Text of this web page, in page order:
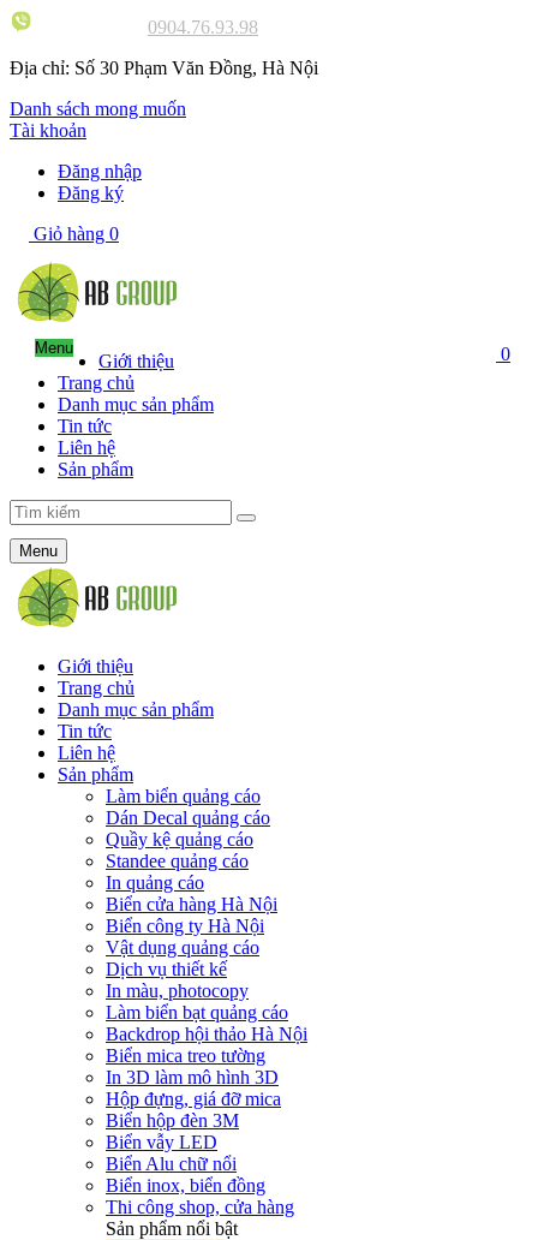
0904.76.93.98
Địa chỉ: Số 30 Phạm Văn Đồng, Hà Nội
Danh sách mong muốn
Tài khoản
Đăng nhập
Đăng ký
Giỏ hàng 0
Menu 0
Giới thiệu
Trang chủ
Danh mục sản phẩm
Tin tức
Liên hệ
Sản phẩm
Menu
Giới thiệu
Trang chủ
Danh mục sản phẩm
Tin tức
Liên hệ
Sản phẩm
Làm biển quảng cáo
Dán Decal quảng cáo
Quầy kệ quảng cáo
Standee quảng cáo
In quảng cáo
Biển cửa hàng Hà Nội
Biển công ty Hà Nội
Vật dụng quảng cáo
Dịch vụ thiết kế
In màu, photocopy
Làm biển bạt quảng cáo
Backdrop hội thảo Hà Nội
Biển mica treo tường
In 3D làm mô hình 3D
Hộp đựng, giá đỡ mica
Biển hộp đèn 3M
Biển vẫy LED
Biển Alu chữ nổi
Biển inox, biển đồng
Thi công shop, cửa hàng
Sản phẩm nổi bật